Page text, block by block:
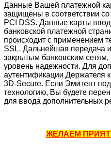
Данные Вашей платежной
защищены в соответствии
PCI DSS. Данные карты
банковской платежной
происходит с применением
SSL. Дальнейшая передача
закрытым банковским
уровень надежности. Для
аутентификации Держателя
3D-Secure. Если Эмитент
технологию, Вы будете
для ввода дополнительных
ЖЕЛАЕМ